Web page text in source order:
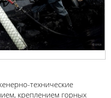
технические
креплением горных